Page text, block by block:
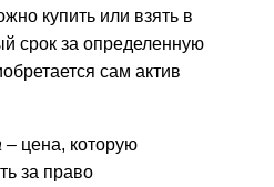
купить или взять в
срок за определенную
сам актив
– цена, которую
за право